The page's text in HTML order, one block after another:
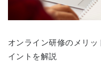
オンライン研修のメリ
イントを解説